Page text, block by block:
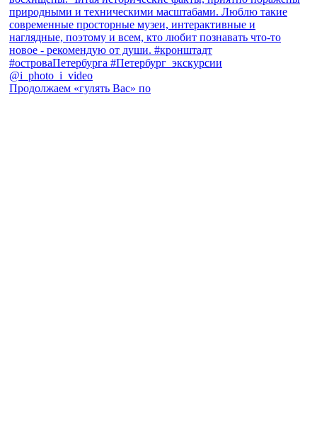
Продолжаем «гулять Вас» по